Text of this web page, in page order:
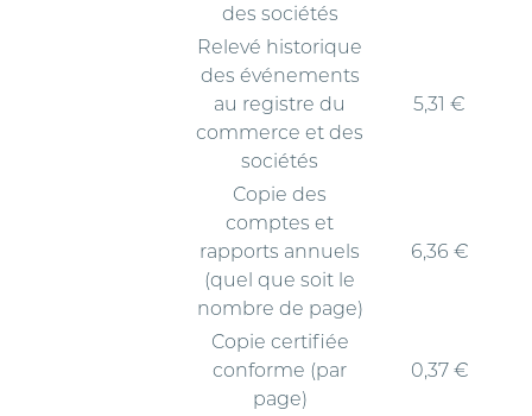
des sociétés
Relevé historique
des événements
au registre du
commerce et des
sociétés
5,31 €
Copie des
comptes et
rapports annuels
(quel que soit le
nombre de page)
6,36 €
Copie certifiée
conforme (par
page)
0,37 €